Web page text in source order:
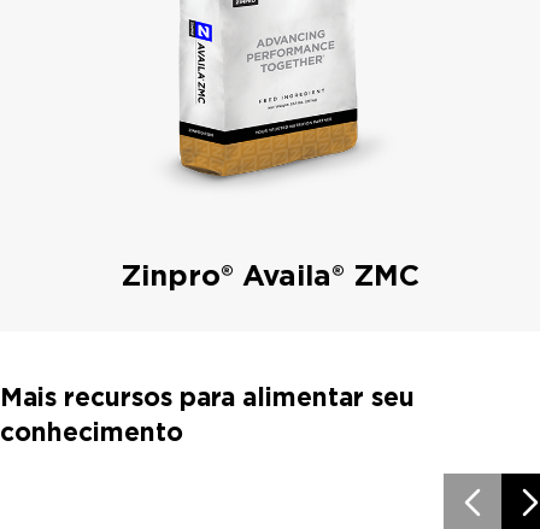
Zinpro® Availa® ZMC
Mais recursos para alimentar seu
conhecimento